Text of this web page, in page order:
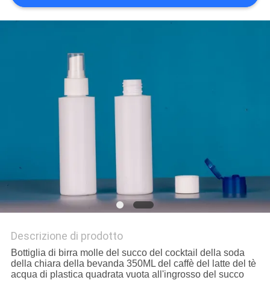
Descrizione di prodotto
Bottiglia di birra molle del succo del cocktail della soda
della chiara della bevanda 350ML del caffè del latte del tè
acqua di plastica quadrata vuota all'ingrosso del succo